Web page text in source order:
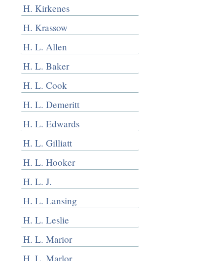
H. Kirkenes
H. Krassow
H. L. Allen
H. L. Baker
H. L. Cook
H. L. Demeritt
H. L. Edwards
H. L. Gilliatt
H. L. Hooker
H. L. J.
H. L. Lansing
H. L. Leslie
H. L. Marior
H. L. Marlor